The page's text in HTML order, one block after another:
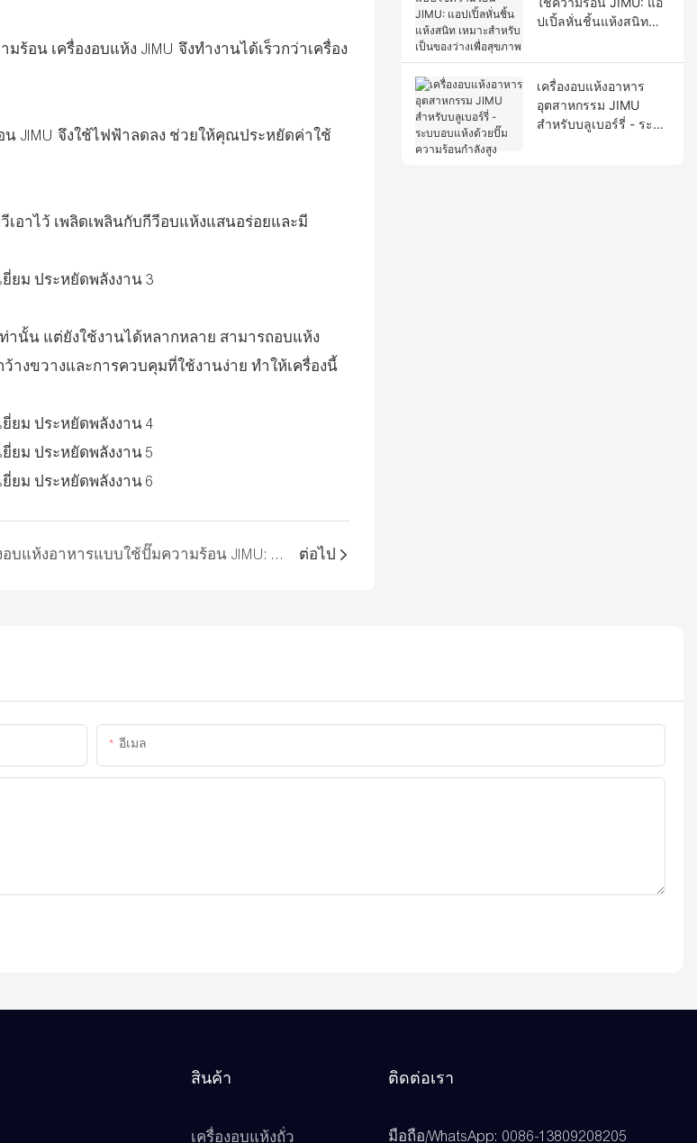
อน เครื่องอบแห้ง JIMU จึงทำงานได้เร็วกว่าเครื่อง
JIMU จึงใช้ไฟฟ้าลดลง ช่วยให้คุณประหยัดค่าใช้
อาไว้ เพลิดเพลินกับกีวีอบแห้งแสนอร่อยและมี
านั้น แต่ยังใช้งานได้หลากหลาย สามารถอบแห้ง
างขวางและการควบคุมที่ใช้งานง่าย ทำให้เครื่องนี้
เครื่องอบแห้งอาหารแบบใช้ปั๊มความร้อน JIMU: เครื่องอบแห้งผลไม้ระดับมืออาชีพสำหรับองุ่น เบอร์รี่ และอื่นๆ ต่อไป
ปเปิ้ลหั่นชิ้นแห้งสนิท
ว่างเพื่อสุขภาพ
เครื่องอบแห้งอาหาร
อุตสาหกรรม JIMU
สำหรับบลูเบอร์รี่ - ระบบ
อีเมล
สินค้า
เครื่องอบแห้งถั่ว
ติดต่อเรา
มือถือ/WhatsApp: 0086-13809208205